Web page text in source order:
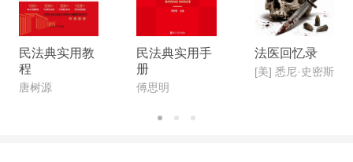
民法典实用教
程
唐树源
民法典实用手
册
傅思明
法医回忆录
[美] 悉尼·史密斯